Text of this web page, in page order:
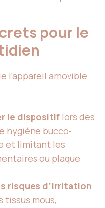
pour le
l’appareil amovible
le dispositif lors des
hygiène bucco-
et limitant les
ou plaque
risques d’irritation
tissus mous,